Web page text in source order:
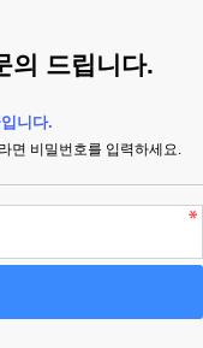
의 드립니다.
니다.
면 비밀번호를 입력하세요.